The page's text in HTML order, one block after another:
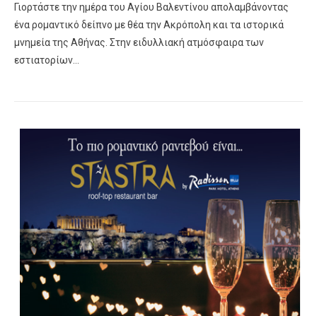
Γιορτάστε την ημέρα του Αγίου Βαλεντίνου απολαμβάνοντας
ένα ρομαντικό δείπνο με θέα την Ακρόπολη και τα ιστορικά
μνημεία της Αθήνας. Στην ειδυλλιακή ατμόσφαιρα των
εστιατορίων…